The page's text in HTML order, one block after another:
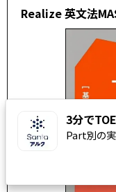
Realize 英文法
3分で
Part別の